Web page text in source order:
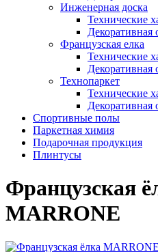
Инженерная доска
Технические
Декоративная
Французская елка
Технические
Декоративная
Технопаркет
Технические
Декоративная
Спортивные полы
Паркетная химия
Подарочная продукция
Плинтусы
Французская
MARRONE